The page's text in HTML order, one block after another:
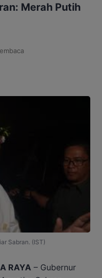
Merah Putih
Sabran. (IST)
RAYA – Gubernur